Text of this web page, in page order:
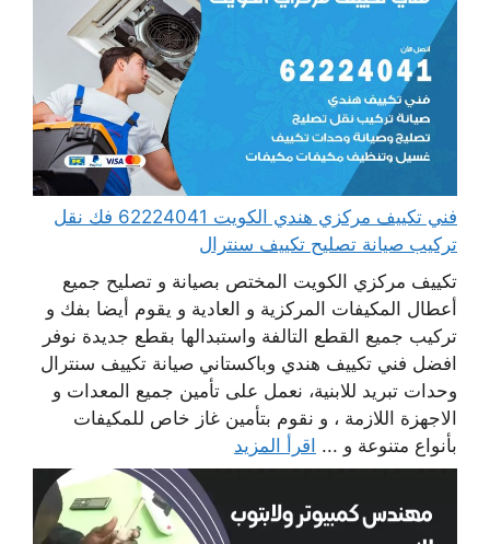
فني تكييف مركزي هندي الكويت 62224041 فك نقل
تركيب صيانة تصليح تكييف سنترال
تكييف مركزي الكويت المختص بصيانة و تصليح جميع
أعطال المكيفات المركزية و العادية و يقوم أيضا بفك و
تركيب جميع القطع التالفة واستبدالها بقطع جديدة نوفر
افضل فني تكييف هندي وباكستاني صيانة تكييف سنترال
وحدات تبريد للابنية، نعمل على تأمين جميع المعدات و
الاجهزة اللازمة ، و نقوم بتأمين غاز خاص للمكيفات
بأنواع متنوعة و ... اقرأ المزيد